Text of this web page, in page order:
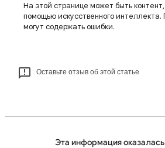
На этой странице может быть
помощью искусственного
могут содержать ошибки.
Оставьте отзыв об этой статье
Эта информация